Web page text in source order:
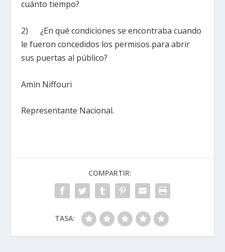
cuánto tiempo?
2) ¿En qué condiciones se encontraba cuando
le fueron concedidos los permisos para abrir
sus puertas al público?
Amín Niffouri
Representante Nacional.
COMPARTIR:
TASA: